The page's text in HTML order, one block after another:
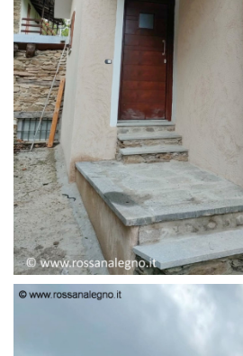
PENSILINA ENTRATA